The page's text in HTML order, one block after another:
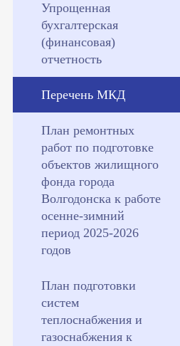
Упрощенная
бухгалтерская
(финансовая)
отчетность
Перечень МКД
План ремонтных
работ по подготовке
объектов жилищного
фонда города
Волгодонска к работе
осенне-зимний
период 2025-2026
годов
План подготовки
систем
теплоснабжения и
газоснабжения к